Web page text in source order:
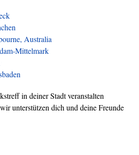
Australia
Mittelmark
in deiner Stadt veranstalten
unterstützen dich und deine Freunde